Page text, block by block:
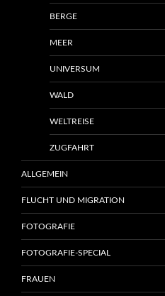
BERGE
MEER
UNIVERSUM
WALD
WELTREISE
ZUGFAHRT
ALLGEMEIN
FLUCHT UND MIGRATION
FOTOGRAFIE
FOTOGRAFIE-SPECIAL
FRAUEN